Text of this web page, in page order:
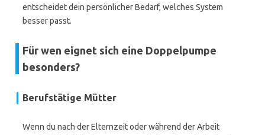
entscheidet dein persönlicher Bedarf, welches System
besser passt.
Für wen eignet sich eine Doppelpumpe
besonders?
Berufstätige Mütter
Wenn du nach der Elternzeit oder während der Arbeit